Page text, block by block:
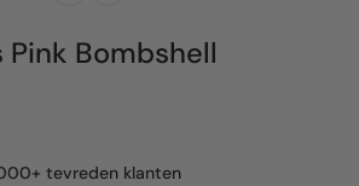
Pink Bombshell
tevreden klanten